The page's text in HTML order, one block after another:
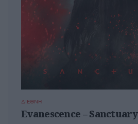
ΔΙΕΘΝΗ
Evanescence – Sanctuary